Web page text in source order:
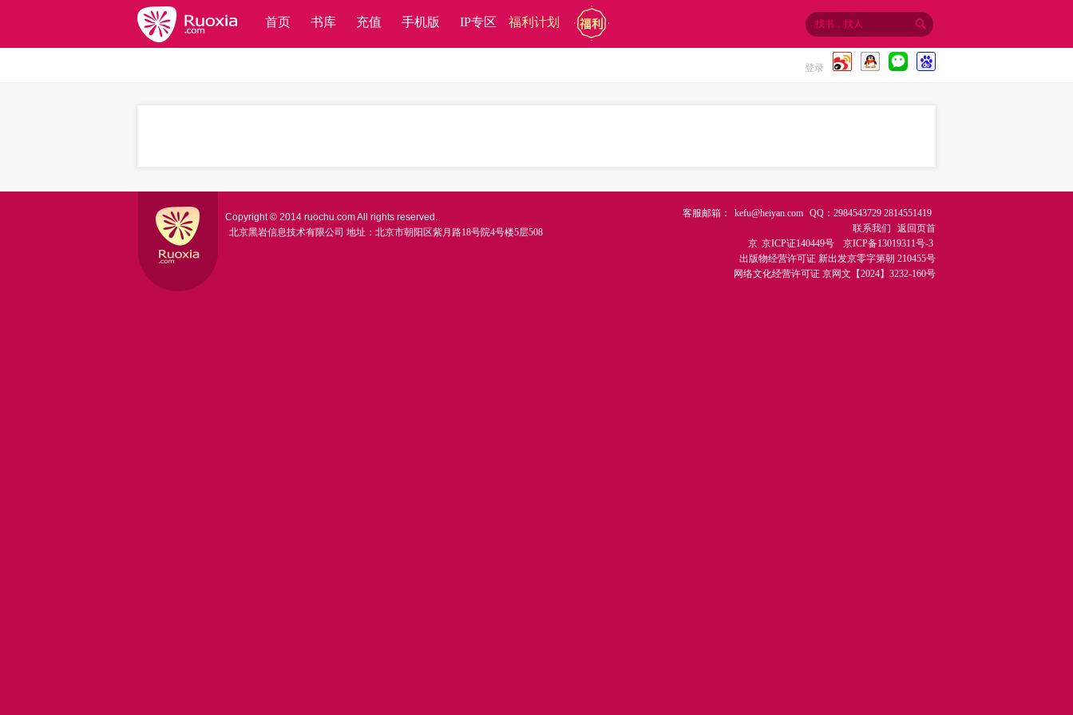
首页 书库 充值 手机版 IP专区 福利计划
登录
Copyright © 2014 ruochu.com All rights reserved.
北京黑岩信息技术有限公司 地址：北京市朝阳区紫月路18号院4号楼5层508
客服邮箱： kefu@heiyan.com QQ：2984543729 2814551419
联系我们
返回页首
京 京ICP证140449号
京ICP备13019311号-3
出版物经营许可证 新出发京零字第朝 210455号
网络文化经营许可证 京网文【2024】3232-160号